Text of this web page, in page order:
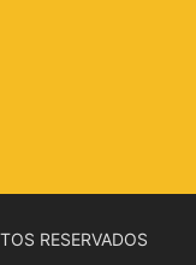
RESERVADOS